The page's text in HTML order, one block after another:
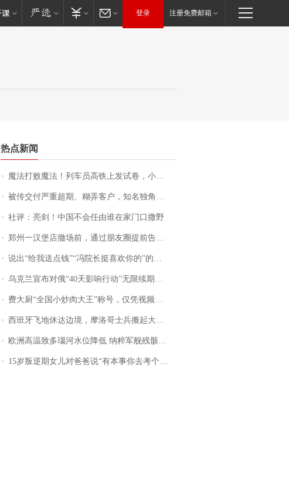
登录 注册免费邮箱
热点新闻
魔法打败魔法！列车员高铁上发试卷，小朋友一秒静音，12306回应：列车员个人行为，不是铁路规定
被传交付严重超期、糊弄客户，知名独角兽车企创始人回应：都没证据，将依法采取措施，“本人长期与美国交管局保持沟通，对方表示肯定”
社评：亮剑！中国不会任由谁在家门口撒野
郑州一汉堡店撤场前，通过朋友圈提前告知逐一退费，有顾客仅剩1元也全被退回，分文不少；顾客：言而有信，让人感动
说出“给我送点钱”“冯院长挺喜欢你的”的执行局局长被停职，被骚扰的当事人还有问题待解决
乌克兰宣布对俄“40天影响行动”无限续期，7月两国对轰数据均创纪录
费大厨“全国小炒肉大王”称号，仅凭视频评出？中国烹饪协会回应
西班牙飞地休达边境，摩洛哥士兵搬起大石块投向移民引争议，此前一天内数万人从摩洛哥涌入西班牙
欧洲高温致多瑙河水位降低 纳粹军舰残骸重见天日
15岁叛逆期女儿对爸爸说“有本事你去考个研究生”，44岁职场“老登”一战上岸“985”；父亲坦言拒绝空想，常年保持每月读6本书的习惯